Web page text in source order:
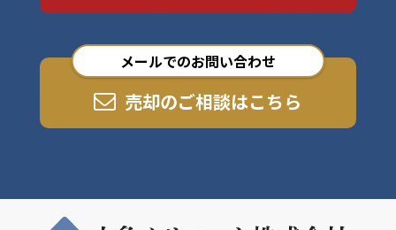
メールでのお問い合わせ
売却のご相談はこちら